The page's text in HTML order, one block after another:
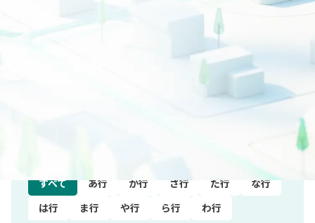
建設業
運輸･情報通信業
商業
サービス業
すべて あ行 か行 さ行 た行
な行
は行
ま行 や行 ら行 わ行